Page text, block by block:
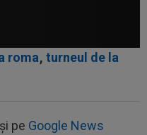
roma, turneul de la
pe Google News